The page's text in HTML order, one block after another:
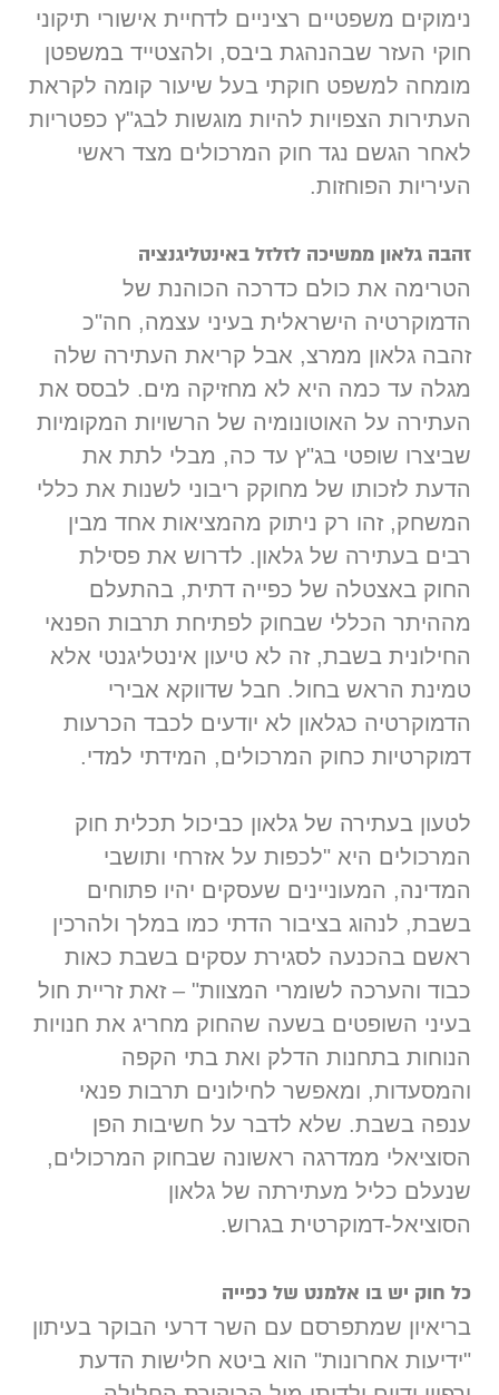
נימוקים משפטיים רציניים לדחיית אישורי תיקוני
חוקי העזר שבהנהגת ביבס, ולהצטייד במשפטן
מומחה למשפט חוקתי בעל שיעור קומה לקראת
העתירות הצפויות להיות מוגשות לבג"ץ כפטריות
לאחר הגשם נגד חוק המרכולים מצד ראשי
העיריות הפוחזות.
זהבה גלאון ממשיכה לזלזל באינטליגנציה
הטרימה את כולם כדרכה הכוהנת של
הדמוקרטיה הישראלית בעיני עצמה, חה"כ
זהבה גלאון ממרצ, אבל קריאת העתירה שלה
מגלה עד כמה היא לא מחזיקה מים. לבסס את
העתירה על האוטונומיה של הרשויות המקומיות
שביצרו שופטי בג"ץ עד כה, מבלי לתת את
הדעת לזכותו של מחוקק ריבוני לשנות את כללי
המשחק, זהו רק ניתוק מהמציאות אחד מבין
רבים בעתירה של גלאון. לדרוש את פסילת
החוק באצטלה של כפייה דתית, בהתעלם
מההיתר הכללי שבחוק לפתיחת תרבות הפנאי
החילונית בשבת, זה לא טיעון אינטליגנטי אלא
טמינת הראש בחול. חבל שדווקא אבירי
הדמוקרטיה כגלאון לא יודעים לכבד הכרעות
דמוקרטיות כחוק המרכולים, המידתי למדי.
לטעון בעתירה של גלאון כביכול תכלית חוק
המרכולים היא "לכפות על אזרחי ותושבי
המדינה, המעוניינים שעסקים יהיו פתוחים
בשבת, לנהוג בציבור הדתי כמו במלך ולהרכין
ראשם בהכנעה לסגירת עסקים בשבת כאות
כבוד והערכה לשומרי המצוות" – זאת זריית חול
בעיני השופטים בשעה שהחוק מחריג את חנויות
הנוחות בתחנות הדלק ואת בתי הקפה
והמסעדות, ומאפשר לחילונים תרבות פנאי
ענפה בשבת. שלא לדבר על חשיבות הפן
הסוציאלי ממדרגה ראשונה שבחוק המרכולים,
שנעלם כליל מעתירתה של גלאון
הסוציאל-דמוקרטית בגרוש.
כל חוק יש בו אלמנט של כפייה
בריאיון שמתפרסם עם השר דרעי הבוקר בעיתון
"ידיעות אחרונות" הוא ביטא חלישות הדעת